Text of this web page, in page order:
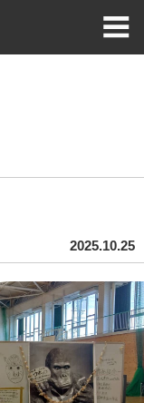
2025.10.25